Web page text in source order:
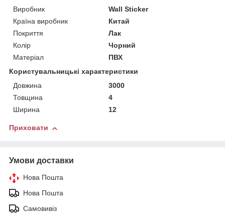
Виробник
Wall Sticker
Країна виробник
Китай
Покриття
Лак
Колір
Чорний
Матеріал
ПВХ
Користувальницькі характеристики
Довжина
3000
Товщина
4
Ширина
12
Приховати
Умови доставки
Нова Пошта
Нова Пошта
Самовивіз